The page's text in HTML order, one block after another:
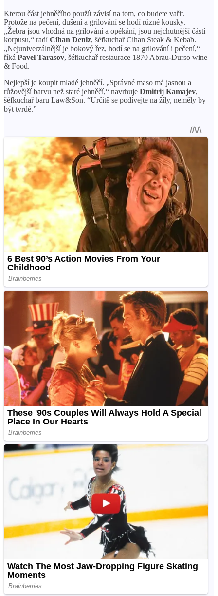
Kterou část jehněčího použít závisí na tom, co budete vařit.
Protože na pečení, dušení a grilování se hodí různé kousky.
„Žebra jsou vhodná na grilování a opékání, jsou nejchutnější částí
korpusu,“ radíCihan Deniz, šéfkuchař Cihan Steak & Kebab.
„Nejuniverzálnější je bokový řez, hodí se na grilování i pečení,“
říká Pavel Tarasov, šéfkuchař restaurace 1870 Abrau-Durso wine
& Food.
Nejlepší je koupit mladé jehněčí. „Správné maso má jasnou a
růžovější barvu než staré jehněčí,“ navrhuje Dmitrij Kamajev,
šéfkuchař baru Law&Son. “Určitě se podívejte na žíly, neměly by
být tvrdé.”